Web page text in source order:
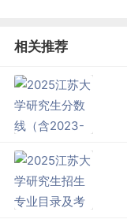
相关推荐